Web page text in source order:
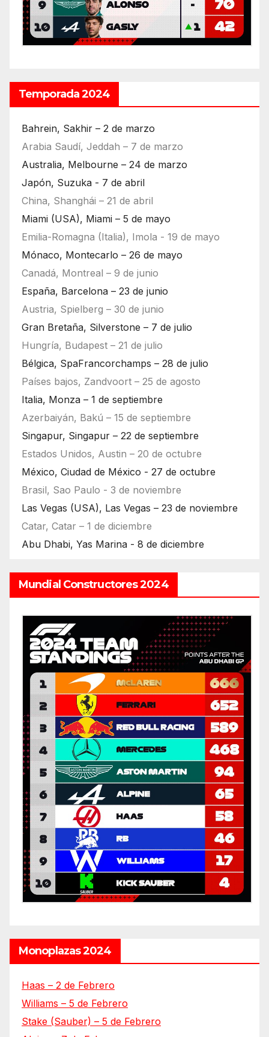
Temporada 2024
Bahrein, Sakhir – 2 de marzo
Arabia Saudí, Jeddah – 7 de marzo
Australia, Melbourne – 24 de marzo
Japón, Suzuka - 7 de abril
China, Shanghái – 21 de abril
Miami (USA), Miami – 5 de mayo
Emilia-Romagna (Italia), Imola - 19 de mayo
Mónaco, Montecarlo – 26 de mayo
Canadá, Montreal – 9 de junio
España, Barcelona – 23 de junio
Austria, Spielberg – 30 de junio
Gran Bretaña, Silverstone – 7 de julio
Hungría, Budapest – 21 de julio
Bélgica, SpaFrancorchamps – 28 de julio
Países bajos, Zandvoort – 25 de agosto
Italia, Monza – 1 de septiembre
Azerbaiyán, Bakú – 15 de septiembre
Singapur, Singapur – 22 de septiembre
Estados Unidos, Austin – 20 de octubre
México, Ciudad de México - 27 de octubre
Brasil, Sao Paulo - 3 de noviembre
Las Vegas (USA), Las Vegas – 23 de noviembre
Catar, Catar – 1 de diciembre
Abu Dhabi, Yas Marina - 8 de diciembre
Mundial Constructores 2024
Monoplazas 2024
Haas – 2 de Febrero
Williams – 5 de Febrero
Stake (Sauber) – 5 de Febrero